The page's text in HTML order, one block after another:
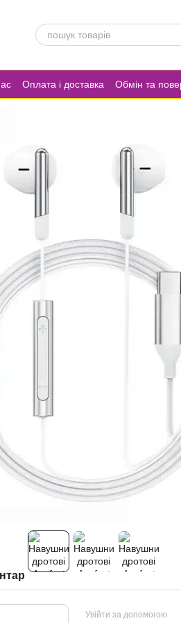
Оплата і доставка Обмін та
Увійти за допомогою